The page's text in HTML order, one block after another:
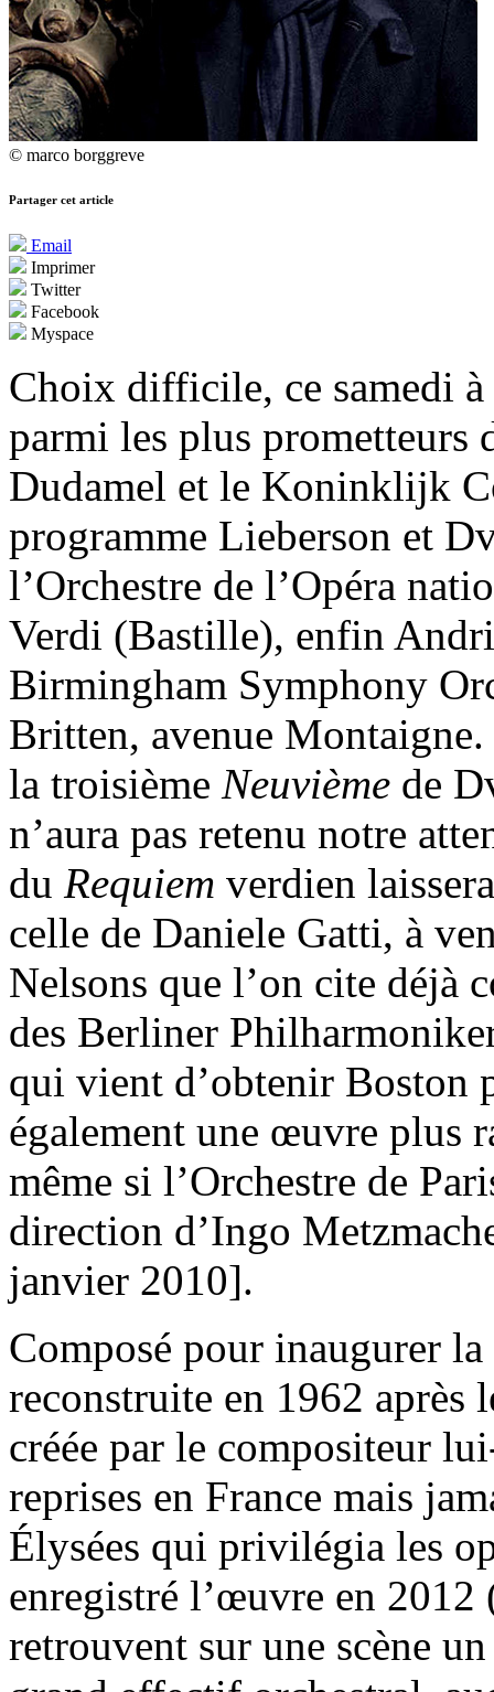
© marco borggreve
Partager cet article
Email
Imprimer
Twitter
Facebook
Myspace
Choix difficile, ce samedi à
parmi les plus prometteurs
Dudamel et le Koninklijk
programme Lieberson et
l’Orchestre de l’Opéra
Verdi (Bastille), enfin
Birmingham Symphony
Britten, avenue
la troisième Neuvième de
n’aura pas retenu notre
du Requiem verdien
celle de Daniele Gatti, à
Nelsons que l’on cite déjà
des Berliner
qui vient d’obtenir Boston
également une œuvre plus
même si l’Orchestre de
direction d’Ingo
janvier 2010].
Composé pour inaugurer
reconstruite en 1962 après
créée par le compositeur
reprises en France mais
Élysées qui privilégia les
enregistré l’œuvre en
retrouvent sur une scène